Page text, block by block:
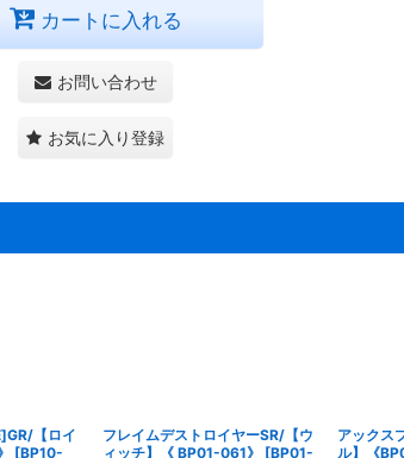
カートに入れる
お問い合わせ
お気に入り登録
【ロイ
[BP10-
フレイムデストロイヤーSR/【ウ
ィッチ】《 BP01-061》
[BP01-
アックス
ル】《